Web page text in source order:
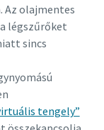
Az olajmentes
légszűrőket
sincs
tengely”